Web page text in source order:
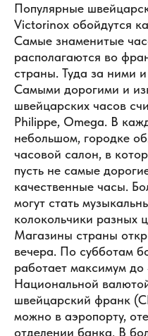
Популярные
Victorinox обойдутся
Самые знаменитые
располагаются во
страны. Туда за ними и
Самыми дорогими и
швейцарских часов
Philippe, Omega. В
небольшом, городке
часовой салон, в
пусть не самые
качественные часы.
могут стать
колокольчики разных
Магазины страны
вечера. По субботам
работает максимум до
Национальной
швейцарский франк
можно в аэропорту,
отделении банка. В